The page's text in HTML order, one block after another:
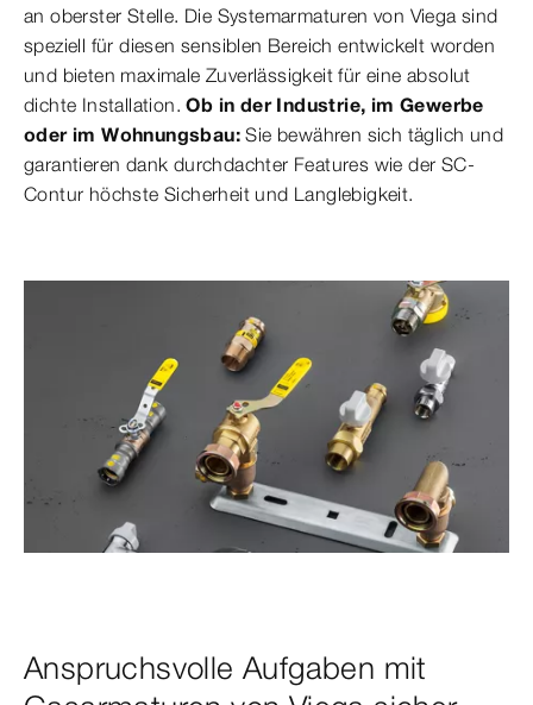
an oberster Stelle. Die Systemarmaturen von Viega sind
speziell für diesen sensiblen Bereich entwickelt worden
und bieten maximale Zuverlässigkeit für eine absolut
dichte Installation.Ob in der Industrie, im Gewerbe
oder im Wohnungsbau: Sie bewähren sich täglich und
garantieren dank durchdachter Features wie der SC-
Contur höchste Sicherheit und Langlebigkeit.
Anspruchsvolle Aufgaben mit